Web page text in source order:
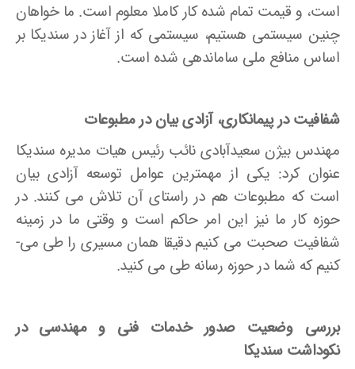
است، و قیمت تمام شده کار کاملا معلوم است. ما خواهان
چنین سیستمی هستیم، سیستمی که از آغاز در سندیکا بر
اساس منافع ملی ساماندهی شده است.
شفافیت در پیمانکاری، آزادی بیان در مطبوعات
مهندس بیژن سعیدآبادی نائب رئیس هیات مدیره سندیکا
عنوان کرد: یکی از مهم­ترین عوامل توسعه آزادی بیان
است که مطبوعات هم در راستای آن تلاش می­ کنند. در
حوزه کار ما نیز این امر حاکم است و وقتی ما در زمینه
شفافیت صحبت می­ کنیم دقیقا همان مسیری را طی می­
کنیم که شما در حوزه رسانه طی می­ کنید.
بررسی وضعیت صدور خدمات فنی و مهندسی در
نکوداشت سندیکا